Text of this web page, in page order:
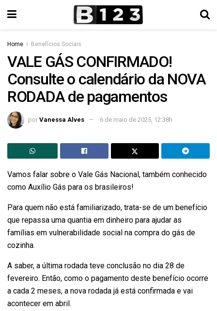
Home Benefícios Sociais
VALE GÁS CONFIRMADO!
Consulte o calendário da NOVA
RODADA de pagamentos
por Vanessa Alves 6 de maio de 2025, 12:38h
Vamos falar sobre o Vale Gás Nacional, também conhecido
como Auxílio Gás para os brasileiros!
Para quem não está familiarizado, trata-se de um benefício
que repassa uma quantia em dinheiro para ajudar as
famílias em vulnerabilidade social na compra do gás de
cozinha.
A saber, a última rodada teve conclusão no dia 28 de
fevereiro. Então, como o pagamento deste benefício ocorre
a cada 2 meses, a nova rodada já está confirmada e vai
acontecer em abril.